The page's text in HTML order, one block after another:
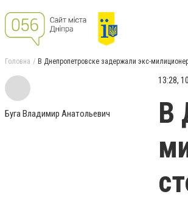
Головна В Днепропетровске задержали экс-
Буга Владимир Анатольевич
13:28,
В